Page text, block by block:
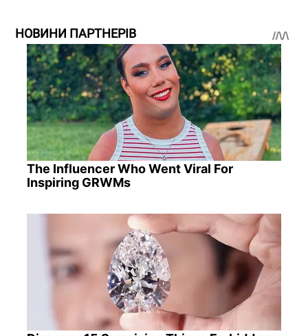
НОВИНИ ПАРТНЕРІВ
The Influencer Who Went Viral For
Inspiring GRWMs